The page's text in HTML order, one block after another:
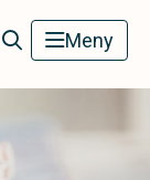
Meny